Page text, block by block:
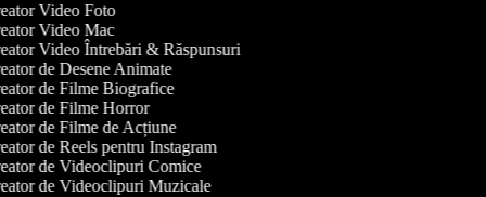
Video Foto
Video Mac
Video Întrebări & Răspunsuri
de Desene Animate
de Filme Biografice
de Filme Horror
de Filme de Acțiune
de Reels pentru Instagram
de Videoclipuri Comice
de Videoclipuri Muzicale